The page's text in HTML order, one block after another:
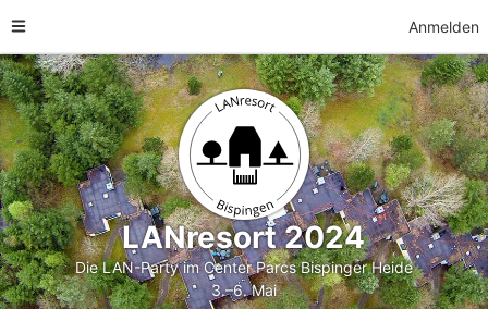
Anmelden
LANresort 2024
Die LAN-Party im Center Parcs Bispinger Heide
3.–6. Mai